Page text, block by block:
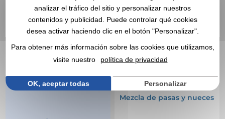
Desde0,65 €sin IVA
CITA EXPRESA
Réf. 00168V0119978
Mezcla de pasas y nueces
analizar el tráfico del sitio y personalizar nuestros
contenidos y publicidad. Puede controlar qué cookies
desea activar haciendo clic en el botón "Personalizar".
Para obtener más información sobre las cookies que utilizamos,
visite nuestro
política de privacidad
OK, aceptar todas Personalizar